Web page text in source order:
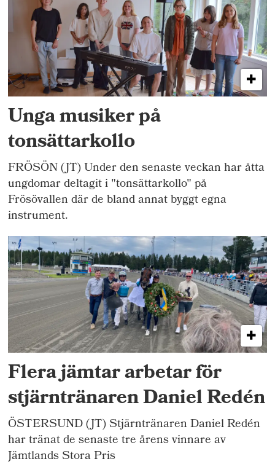
Unga musiker på
tonsättarkollo
FRÖSÖN (JT) Under den senaste veckan har åtta
ungdomar deltagit i "tonsättarkollo" på
Frösövallen där de bland annat byggt egna
instrument.
Flera jämtar arbetar för
stjärntränaren Daniel Redén
ÖSTERSUND (JT) Stjärntränaren Daniel Redén
har tränat de senaste tre årens vinnare av
Jämtlands Stora Pris